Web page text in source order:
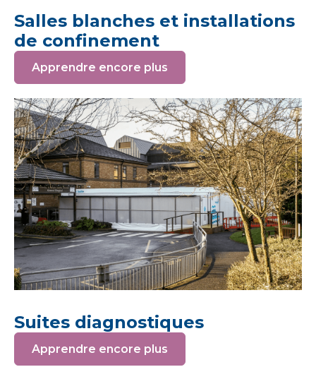
Salles blanches et installations
de confinement
Apprendre encore plus
Suites diagnostiques
Apprendre encore plus